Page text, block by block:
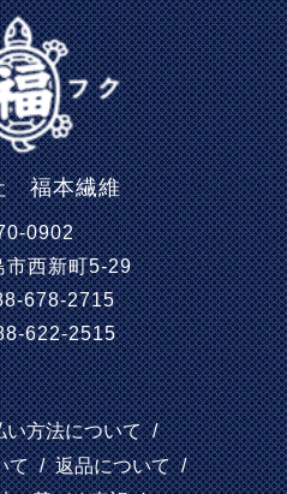
福本繊維
0902
市西新町5-29
678-2715
622-2515
い方法について /
て / 返品について /